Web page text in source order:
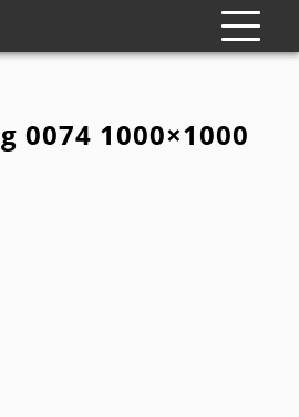
0074 1000×1000